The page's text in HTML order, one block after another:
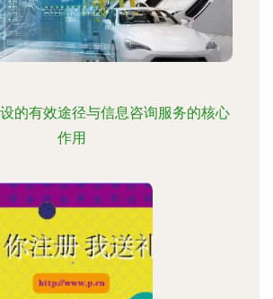
的有效途径与信息咨询服务的核心
作用